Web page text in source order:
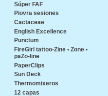
Súper FAF
Piovra sesiones
Cactaceae
English Excellence
Punctum
FireGirl tattoo-Zine • Zone •
paZo-line
PaperClips
Sun Deck
Thermomixeros
12 capas